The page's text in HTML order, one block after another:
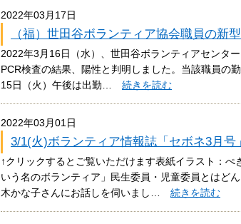
2022年03月17日
（福）世田谷ボランティア協会職員の新
2022年3月16日（水）、世田谷ボランティアセンタ
PCR検査の結果、陽性と判明しました。当該職員の
15日（火）午後は出勤… 続きを読む
2022年03月01日
3/1(火)ボランティア情報誌「セボネ3月号
↑クリックするとご覧いただけます表紙イラスト：
いう名のボランティア」民生委員・児童委員とはど
木かな子さんにお話しを伺いまし… 続きを読む